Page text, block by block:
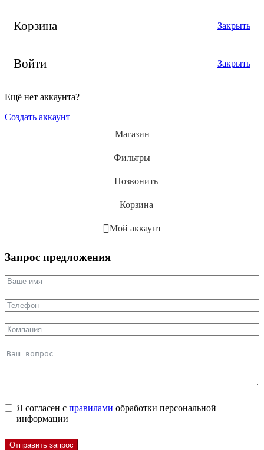
Корзина Закрыть
Войти Закрыть
Ещё нет аккаунта?
Создать аккаунт
Магазин
Фильтры
Позвонить
Корзина
Мой аккаунт
Запрос предложения
Я согласен с правилами обработки персональной
информации
Отправить запрос